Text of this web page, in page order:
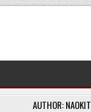
AUTHOR: NAOKIT